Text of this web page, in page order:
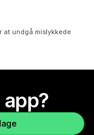
at undgå mislykkede